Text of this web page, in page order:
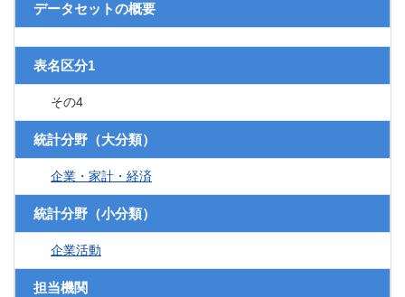
データセットの概要
表名区分1
その4
統計分野（大分類）
企業・家計・経済
統計分野（小分類）
企業活動
担当機関